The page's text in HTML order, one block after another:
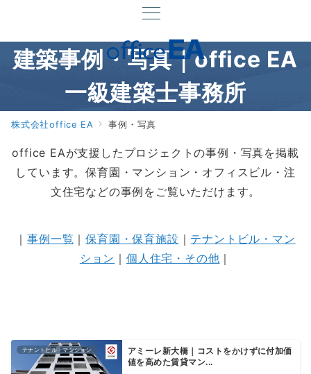
建築事例・写真｜office EA
一級建築士事務所
株式会社office EA 事例・写真
office EAが支援したプロジェクトの事例・写真を掲載
しています。保育園・マンション・オフィスビル・注
文住宅などの事例をご覧いただけます。
｜事例一覧 ｜保育園・保育施設 ｜ テナントビル・マン
ション ｜ 個人住宅・その他 ｜
テナントビル・マンション
アミーレ新大橋｜コストをかけずに付加価
値を高めた賃貸マン...